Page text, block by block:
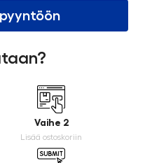
Vaihe 2
Lisää ostoskoriin